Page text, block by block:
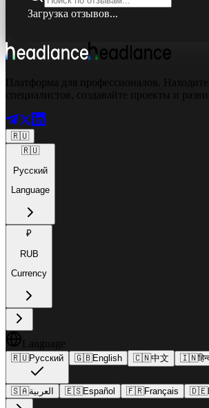
Загрузка отзывов...
Платформа для профессионалов.
специалистов, создавайте проекты и
🇷🇺
🇷🇺
Русский
Language
₽
RUB
Currency
Language
🇷🇺Русский 🇬🇧English 🇨🇳中文 🇮🇳
🇸🇦العربية 🇪🇸Español 🇫🇷Français 🇩🇪